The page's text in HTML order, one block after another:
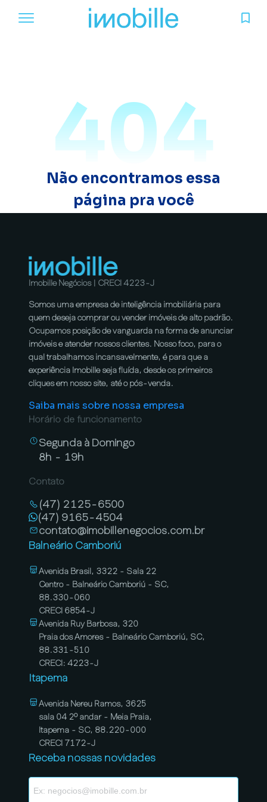
404
Não encontramos essa
página pra você
Imobille Negócios | CRECI 4223-J
Somos uma empresa de inteligência imobiliária para
quem deseja comprar ou vender imóveis de alto padrão.
Ocupamos posição de vanguarda na forma de anunciar
imóveis e atender nossos clientes. Nosso foco, para o
qual trabalhamos incansavelmente, é para que a
experiência Imobille seja fluída, desde os primeiros
cliques em nosso site, até o pós-venda.
Saiba mais sobre nossa empresa
Horário de funcionamento
Segunda à Domingo
8h - 19h
Contato
(47) 2125-6500
(47) 9165-4504
contato@imobillenegocios.com.br
Balneário Camboriú
Avenida Brasil, 3322 - Sala 22
Centro - Balneário Camboriú - SC,
88.330-060
CRECI 6854-J
Avenida Ruy Barbosa, 320
Praia dos Amores - Balneário Camboriú, SC,
88.331-510
CRECI: 4223-J
Itapema
Avenida Nereu Ramos, 3625
sala 04 2º andar - Meia Praia,
Itapema - SC, 88.220-000
CRECI 7172-J
Receba nossas novidades